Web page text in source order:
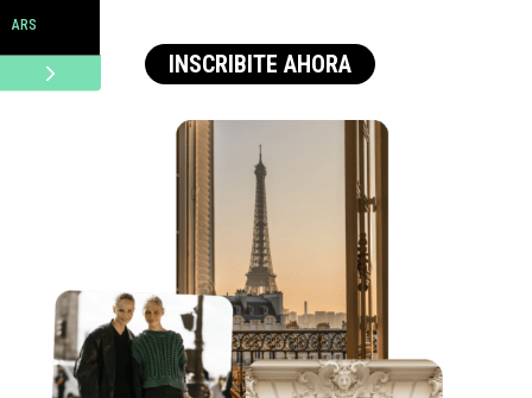
INSCRIBITE AHORA
ARS
USD